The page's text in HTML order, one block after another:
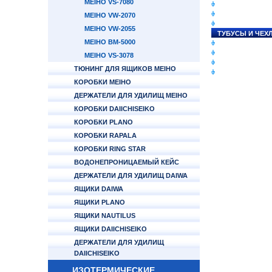
MEIHO VS-7080
MEIHO VW-2070
MEIHO VW-2055
MEIHO BM-5000
MEIHO VS-3078
ТЮНИНГ ДЛЯ ЯЩИКОВ MEIHO
КОРОБКИ MEIHO
ДЕРЖАТЕЛИ ДЛЯ УДИЛИЩ MEIHO
КОРОБКИ DAIICHISEIKO
КОРОБКИ PLANO
КОРОБКИ RAPALA
КОРОБКИ RING STAR
ВОДОНЕПРОНИЦАЕМЫЙ КЕЙС
ДЕРЖАТЕЛИ ДЛЯ УДИЛИЩ DAIWA
ЯЩИКИ DAIWA
ЯЩИКИ PLANO
ЯЩИКИ NAUTILUS
ЯЩИКИ DAIICHISEIKO
ДЕРЖАТЕЛИ ДЛЯ УДИЛИЩ
DAIICHISEIKO
ТУБУСЫ И